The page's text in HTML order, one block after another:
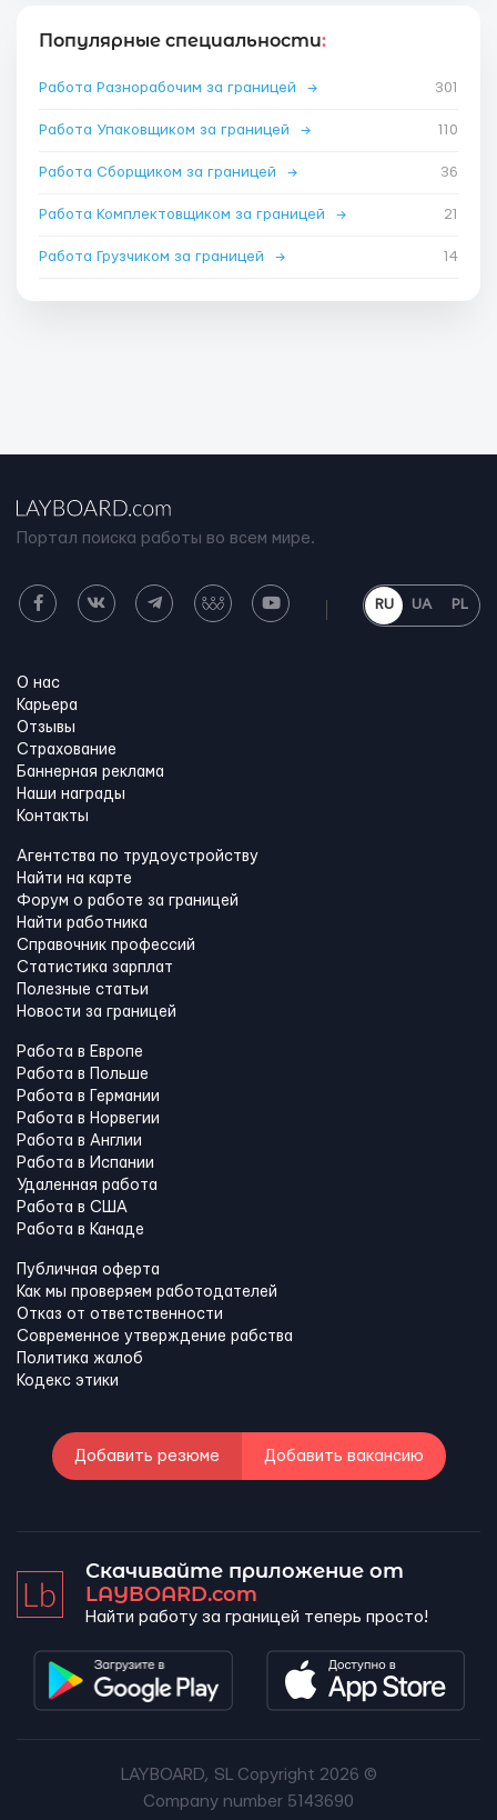
Популярные специальности:
Работа Разнорабочим за границей → 301
Работа Упаковщиком за границей → 110
Работа Сборщиком за границей → 36
Работа Комплектовщиком за границей → 21
Работа Грузчиком за границей → 14
Портал поиска работы во всем мире.
RU UA PL
О нас
Карьера
Отзывы
Страхование
Баннерная реклама
Наши награды
Контакты
Агентства по трудоустройству
Найти на карте
Форум о работе за границей
Найти работника
Справочник профессий
Статистика зарплат
Полезные статьи
Новости за границей
Работа в Европе
Работа в Польше
Работа в Германии
Работа в Норвегии
Работа в Англии
Работа в Испании
Удаленная работа
Работа в США
Работа в Канадe
Публичная оферта
Как мы проверяем работодателей
Отказ от ответственности
Современное утверждение рабства
Политика жалоб
Кодекс этики
Добавить резюме Добавить вакансию
Скачивайте приложение от
LAYBOARD.com
Найти работу за границей теперь просто!
LAYBOARD, SL Copyright 2026 ©
Company number 5143690